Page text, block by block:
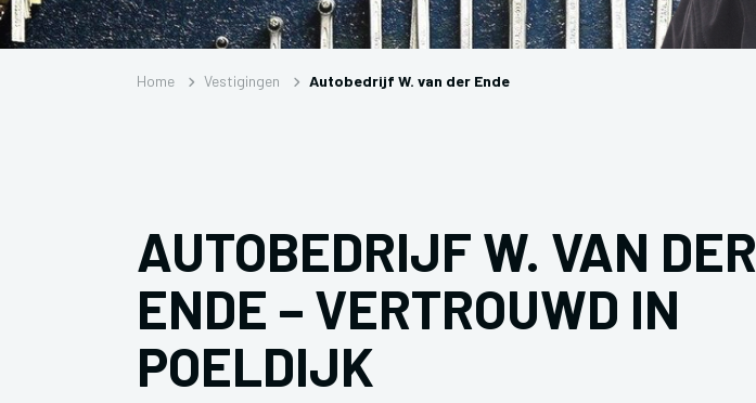
Home Vestigingen Autobedrijf W. van der Ende
AUTOBEDRIJF W. VAN DER
ENDE – VERTROUWD IN
POELDIJK